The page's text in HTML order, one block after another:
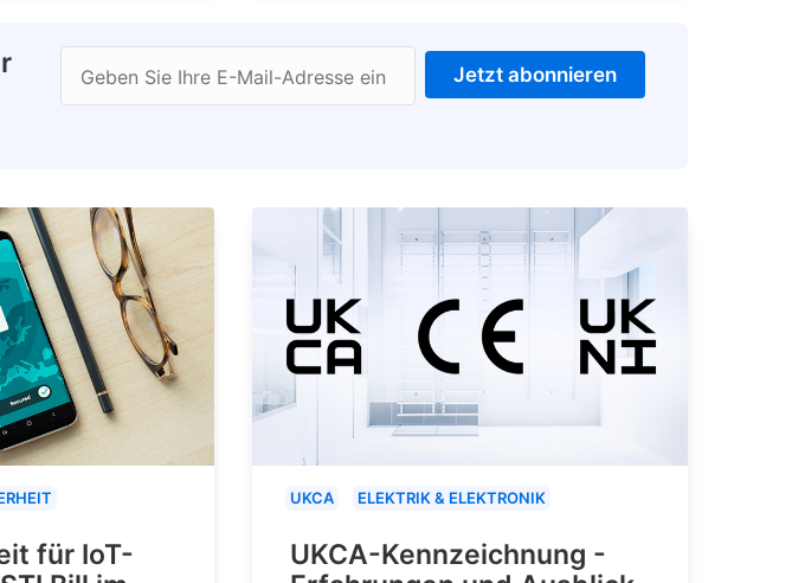
Geben Sie Ihre E-Mail-Adresse ein Jetzt abonnieren
für IoT-
UKCA ELEKTRIK & ELEKTRONIK
UKCA-Kennzeichnung -